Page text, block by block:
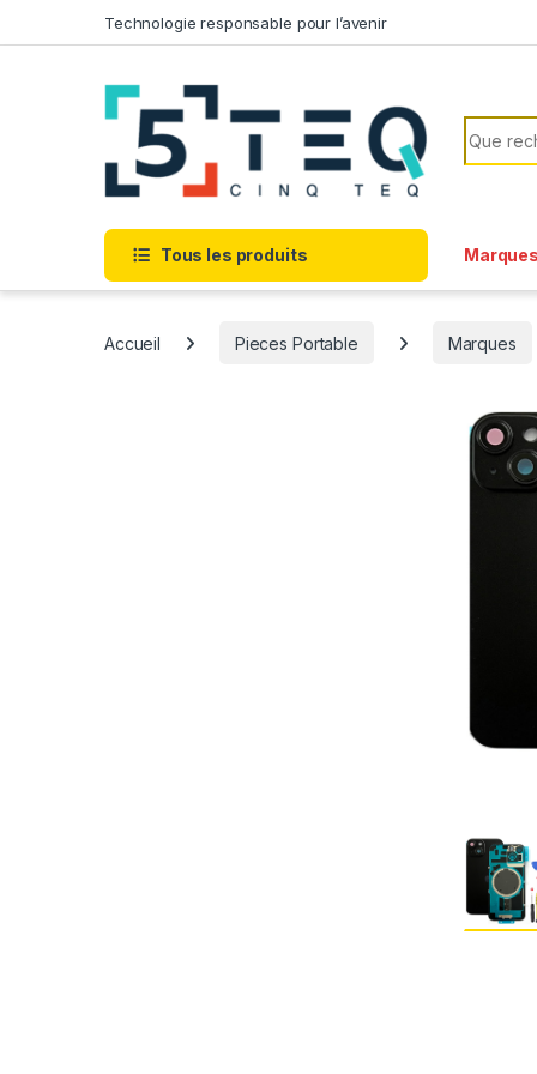
Technologie responsable pour l’avenir
Tous les produits Marques
Accueil Pieces Portable Marques